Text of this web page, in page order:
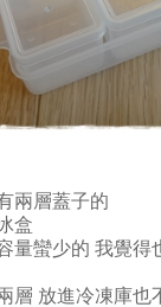
兩層蓋子的
盒
量蠻少的 我覺得
層 放進冷凍庫也